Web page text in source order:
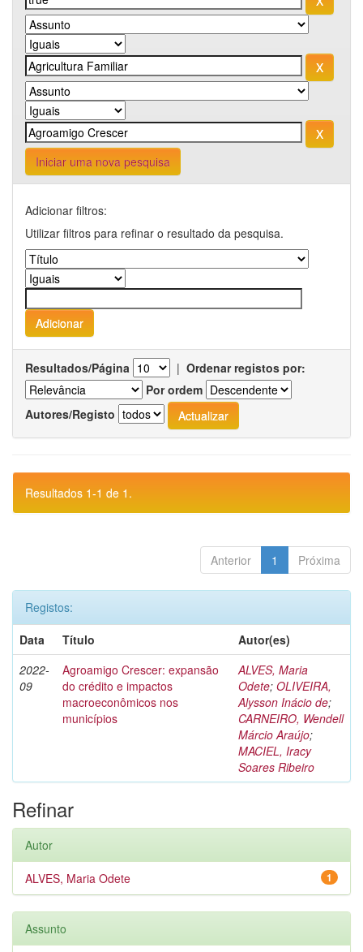
Iniciar uma nova pesquisa
Adicionar filtros:
Utilizar filtros para refinar o resultado da pesquisa.
Resultados/Página | Ordenar registos por:
Por ordem
Autores/Registo
Resultados 1-1 de 1.
Anterior 1 Próxima
Registos:
Data
Título
Autor(es)
2022-
09
Agroamigo Crescer: expansão
do crédito e impactos
macroeconômicos nos
municípios
ALVES, Maria
Odete; OLIVEIRA,
Alysson Inácio de;
CARNEIRO, Wendell
Márcio Araújo;
MACIEL, Iracy
Soares Ribeiro
Refinar
Autor
1
ALVES, Maria Odete
Assunto